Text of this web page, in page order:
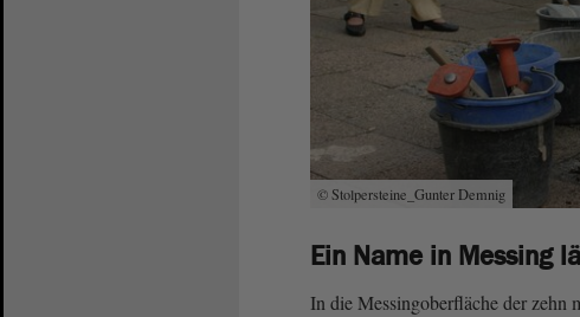
© Stolpersteine_Gunter Demnig
Ein Name in Messing
In die Messingoberfläche der zehn